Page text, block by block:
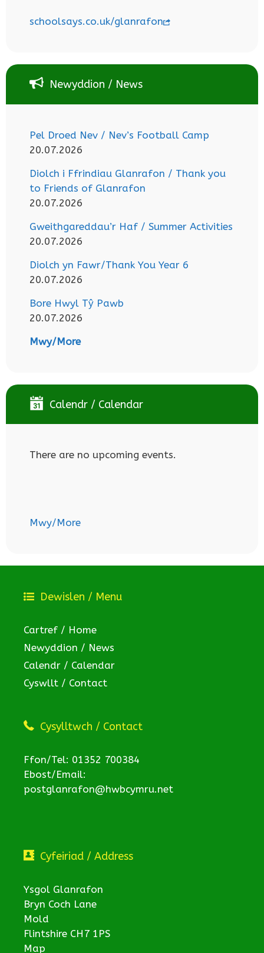
schoolsays.co.uk/glanrafon
Newyddion / News
Pel Droed Nev / Nev’s Football Camp
20.07.2026
Diolch i Ffrindiau Glanrafon / Thank you
to Friends of Glanrafon
20.07.2026
Gweithgareddau’r Haf / Summer Activities
20.07.2026
Diolch yn Fawr/Thank You Year 6
20.07.2026
Bore Hwyl Tŷ Pawb
20.07.2026
Mwy/More
Calendr / Calendar
There are no upcoming events.
Mwy/More
Dewislen / Menu
Cartref / Home
Newyddion / News
Calendr / Calendar
Cyswllt / Contact
Cysylltwch / Contact
Ffon/Tel: 01352 700384
Ebost/Email:
postglanrafon@hwbcymru.net
Cyfeiriad / Address
Ysgol Glanrafon
Bryn Coch Lane
Mold
Flintshire CH7 1PS
Map